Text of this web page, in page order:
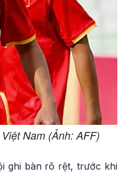
Nam (Ảnh: AFF)
ghi bàn rõ rệt, trước khi